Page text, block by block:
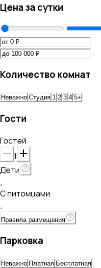
Цена за сутки
Количество комнат
Неважно Студия 1 2 3 4 5+
Гости
Гостей
1
Дети
С питомцами
Правила размещения
Парковка
Неважно Платная Бесплатная